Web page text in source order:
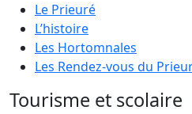
Le Prieuré
L’histoire
Les Hortomnales
Les Rendez-vous du
Tourisme et scolaire